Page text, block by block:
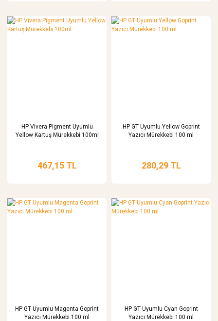
HP Vivera Pigment Uyumlu
Yellow Kartuş Mürekkebi 100ml
467,15 TL
HP GT Uyumlu Yellow Goprint
Yazıcı Mürekkebi 100 ml
280,29 TL
HP GT Uyumlu Magenta Goprint
Yazıcı Mürekkebi 100 ml
HP GT Uyumlu Cyan Goprint
Yazıcı Mürekkebi 100 ml